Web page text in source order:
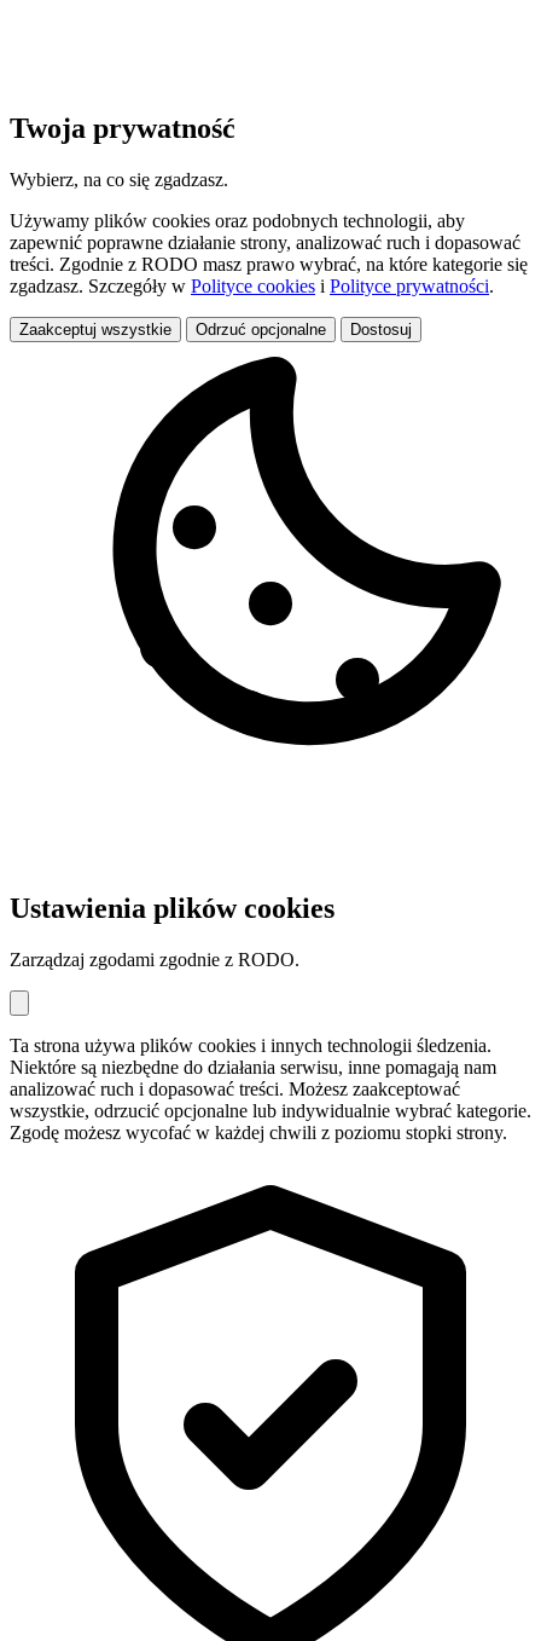
Twoja prywatność
Wybierz, na co się zgadzasz.
Używamy plików cookies oraz podobnych technologii, aby
zapewnić poprawne działanie strony, analizować ruch i dopasować
treści. Zgodnie z RODO masz prawo wybrać, na które kategorie się
zgadzasz. Szczegóły w Polityce cookies i Polityce prywatności.
Zaakceptuj wszystkie Odrzuć opcjonalne Dostosuj
Ustawienia plików cookies
Zarządzaj zgodami zgodnie z RODO.
Ta strona używa plików cookies i innych technologii śledzenia.
Niektóre są niezbędne do działania serwisu, inne pomagają nam
analizować ruch i dopasować treści. Możesz zaakceptować
wszystkie, odrzucić opcjonalne lub indywidualnie wybrać kategorie.
Zgodę możesz wycofać w każdej chwili z poziomu stopki strony.